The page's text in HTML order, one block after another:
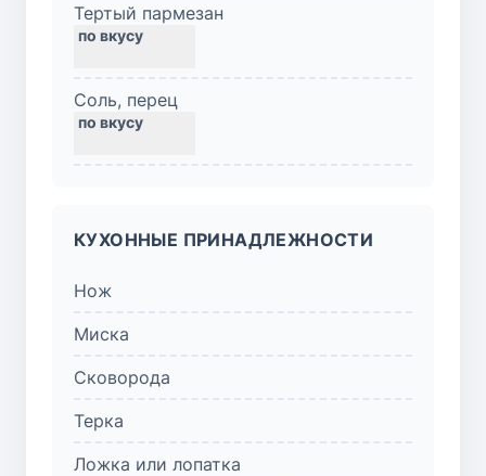
Тертый пармезан
Соль, перец
КУХОННЫЕ ПРИНАДЛЕЖНОСТИ
Нож
Миска
Сковорода
Терка
Ложка или лопатка